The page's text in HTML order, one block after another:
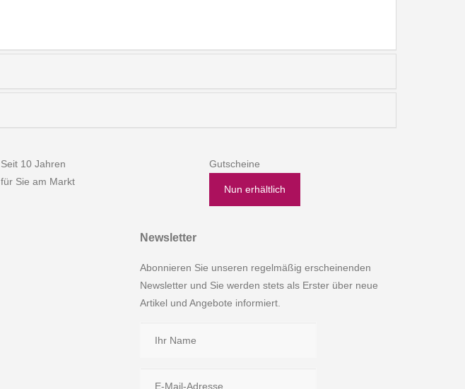
Seit 10 Jahren
für Sie am Markt
Gutscheine
Nun erhältlich
Newsletter
Abonnieren Sie unseren regelmäßig erscheinenden
Newsletter und Sie werden stets als Erster über neue
Artikel und Angebote informiert.